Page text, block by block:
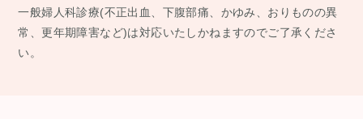
⼀般婦⼈科診療(不正出⾎、下腹部痛、かゆみ、おりものの異
常、更年期障害など)は対応いたしかねますのでご了承くださ
い。